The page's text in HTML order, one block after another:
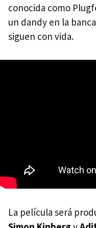
conocida como
un dandy en la
siguen con vida.
La película será